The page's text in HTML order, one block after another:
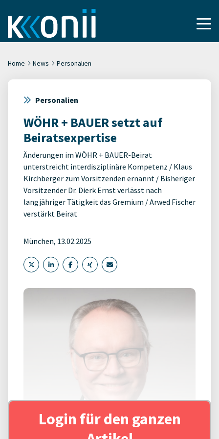
Home News Personalien
Personalien
WÖHR + BAUER setzt auf
Beiratsexpertise
Änderungen im WÖHR + BAUER-Beirat
unterstreicht interdisziplinäre Kompetenz / Klaus
Kirchberger zum Vorsitzenden ernannt / Bisheriger
Vorsitzender Dr. Dierk Ernst verlässt nach
langjähriger Tätigkeit das Gremium / Arwed Fischer
verstärkt Beirat
München, 13.02.2025
Login für den ganzen